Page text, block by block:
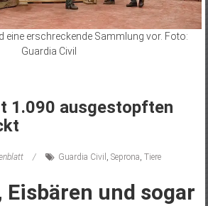
eine erschreckende Sammlung vor. Foto:
Guardia Civil
1.090 ausgestopften
Guardia Civil Seprona Tiere
Eisbären und sogar